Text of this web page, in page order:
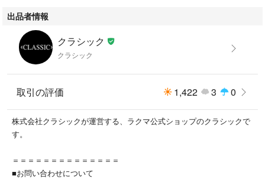
出品者情報
クラシック
クラシック
取引の評価 1,422 3 0
株式会社クラシックが運営する、ラクマ公式ショップのクラシックで
す。
＝＝＝＝＝＝＝＝＝＝＝＝＝＝
■お問い合わせについて